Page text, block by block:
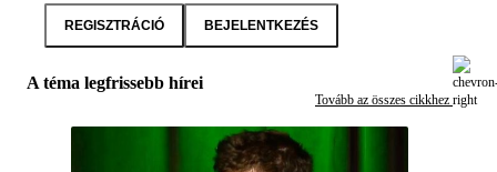
REGISZTRÁCIÓ BEJELENTKEZÉS
A téma legfrissebb hírei
Tovább az összes cikkhez